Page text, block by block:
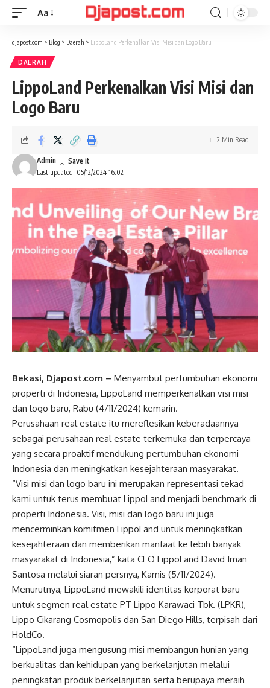
Font
Aa
djapost.com > Blog > Daerah > LippoLand Perkenalkan Visi Misi dan Logo Baru
DAERAH
LippoLand Perkenalkan Visi Misi dan
Logo Baru
Last updated: 05/12/2024 16:02
Admin
2 Min Read
Bekasi, Djapost.com – Menyambut pertumbuhan ekonomi
properti di Indonesia, LippoLand memperkenalkan visi misi
dan logo baru, Rabu (4/11/2024) kemarin.
Perusahaan real estate itu mereflesikan keberadaannya
sebagai perusahaan real estate terkemuka dan terpercaya
yang secara proaktif mendukung pertumbuhan ekonomi
Indonesia dan meningkatkan kesejahteraan masyarakat.
“Visi misi dan logo baru ini merupakan representasi tekad
kami untuk terus membuat LippoLand menjadi benchmark di
properti Indonesia. Visi, misi dan logo baru ini juga
mencerminkan komitmen LippoLand untuk meningkatkan
kesejahteraan dan memberikan manfaat ke lebih banyak
masyarakat di Indonesia,” kata CEO LippoLand David Iman
Santosa melalui siaran persnya, Kamis (5/11/2024).
Menurutnya, LippoLand mewakili identitas korporat baru
untuk segmen real estate PT Lippo Karawaci Tbk. (LPKR),
Lippo Cikarang Cosmopolis dan San Diego Hills, terpisah dari
HoldCo.
“LippoLand juga mengusung misi membangun hunian yang
berkualitas dan kehidupan yang berkelanjutan melalui
peningkatan produk berkelanjutan serta berupaya meraih